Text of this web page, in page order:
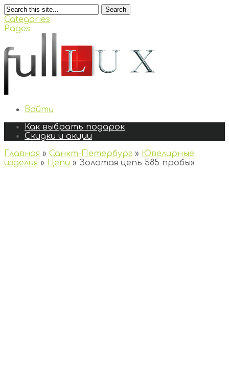
Search
Categories
Pages
Войти
Как выбрать подарок
Скидки и акции
Главная » Санкт-Петербург » Ювелирные
изделия » Цепи » Золотая цепь 585 пробы»